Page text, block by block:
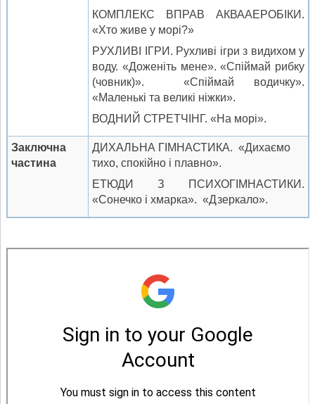
КОМПЛЕКС ВПРАВ АКВААЕРОБІКИ.
«Хто живе у морі?»
РУХЛИВІ ІГРИ. Рухливі ігри з видихом у
воду. «Доженіть мене». «Спіймай рибку
(човник)». «Спіймай водичку».
«Маленькі та великі ніжки».
ВОДНИЙ СТРЕТЧІНГ. «На морі».
Заключна
частина
ДИХАЛЬНА ГІМНАСТИКА. «Дихаємо
тихо, спокійно і плавно».
ЕТЮДИ З ПСИХОГІМНАСТИКИ.
«Сонечко і хмарка». «Дзеркало».